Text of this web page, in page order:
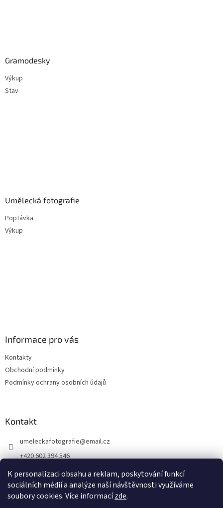
K personalizaci obsahu a reklam, poskytování funkcí
sociálních médií a analýze naší návštěvnosti využíváme
soubory cookies. Více informacízde.
Gramodesky
Výkup
Stav
Umělecká fotografie
Poptávka
Výkup
Informace pro vás
Kontakty
Obchodní podmínky
Podmínky ochrany osobních údajů
Kontakt
umeleckafotografie@email.cz
+420 602 394 546
Facebook